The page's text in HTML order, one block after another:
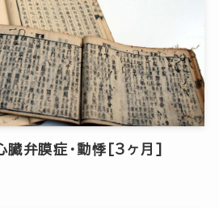
膜症・動悸[3ヶ月]